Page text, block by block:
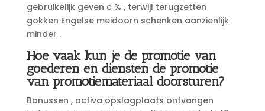
gebruikelijk geven c % , terwijl terugzetten
gokken Engelse meidoorn schenken aanzienlijk
minder .
Hoe vaak kun je de promotie van
goederen en diensten de promotie
van promotiemateriaal doorsturen?
Bonussen , activa opslagplaats ontvangen